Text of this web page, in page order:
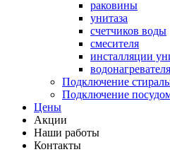
раковины
унитаза
счетчиков воды
смесителя
инсталляции
водонагревателя
Подключение
Подключение
Цены
Акции
Наши работы
Контакты